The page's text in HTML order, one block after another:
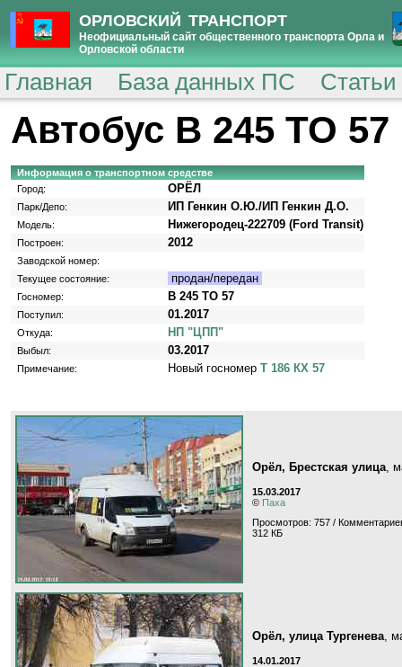
ОРЛОВСКИЙ ТРАНСПОРТ
Неофициальный сайт общественного транспорта Орла и
Орловской области
Главная База данных ПС
Автобус В 245 ТО 57
Информация о транспортном средстве
Город:
ОРЁЛ
Парк/Депо: ИП Генкин О.Ю./ИП Генкин Д.О.
Модель: Нижегородец-222709 (Ford Transit)
Построен: 2012
Заводской номер:
Текущее состояние:
продан/передан
Госномер: В 245 ТО 57
Поступил: 01.2017
Откуда: НП "ЦПП"
Выбыл: 03.2017
Примечание: Новый госномер Т 186 КХ 57
Орёл, Брестская улица,
15.03.2017
© Паха
Просмотров: 757 /
312 КБ
Орёл, улица Тургенева,
14.01.2017